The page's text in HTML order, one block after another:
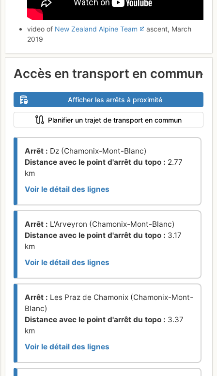
video of New Zealand Alpine Team
ascent, March
2019
Accès en transport en commun
Afficher les arrêts à proximité
Planifier un trajet de transport en commun
Arrêt : Dz (Chamonix-Mont-Blanc)
Distance avec le point d'arrêt du topo : 2.77
km
Voir le détail des lignes
Arrêt : L'Arveyron (Chamonix-Mont-Blanc)
Distance avec le point d'arrêt du topo : 3.17
km
Voir le détail des lignes
Arrêt : Les Praz de Chamonix (Chamonix-Mont-
Blanc)
Distance avec le point d'arrêt du topo : 3.37
km
Voir le détail des lignes